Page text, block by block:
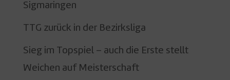
Sigmaringen
TTG zurück in der Bezirksliga
Sieg im Topspiel – auch die Erste stellt
Weichen auf Meisterschaft